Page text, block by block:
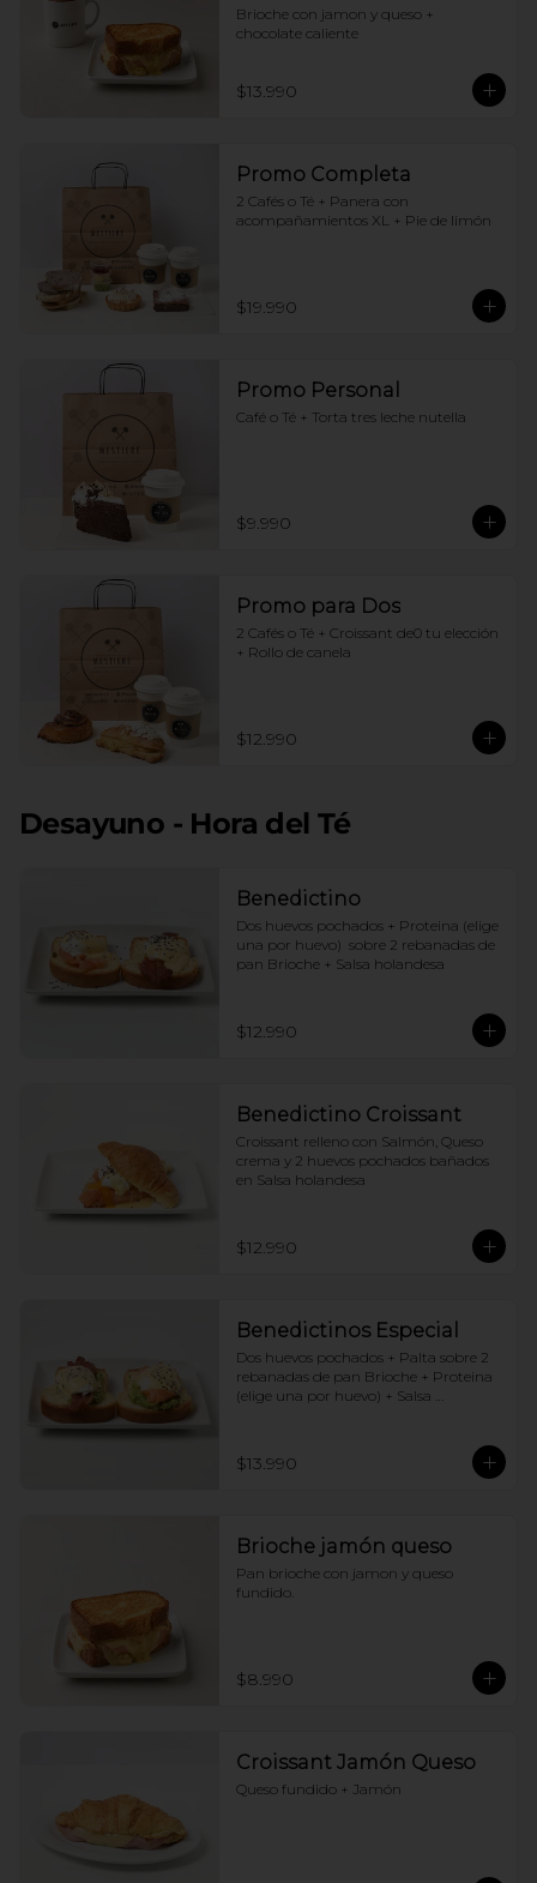
Brioche con jamon y queso +
chocolate caliente
$13.990
Promo Completa
2 Cafés o Té + Panera con
acompañamientos XL + Pie de limón
$19.990
Promo Personal
Café o Té + Torta tres leche nutella
$9.990
Promo para Dos
2 Cafés o Té + Croissant de0 tu elección
+ Rollo de canela
$12.990
Desayuno - Hora del Té
Benedictino
Dos huevos pochados + Proteina (elige
una por huevo)  sobre 2 rebanadas de
pan Brioche + Salsa holandesa
$12.990
Benedictino Croissant
Croissant relleno con Salmón, Queso
crema y 2 huevos pochados bañados
en Salsa holandesa
$12.990
Benedictinos Especial
Dos huevos pochados + Palta sobre 2
rebanadas de pan Brioche + Proteina
(elige una por huevo) + Salsa
$13.990
Brioche jamón queso
Pan brioche con jamon y queso
fundido.
$8.990
Croissant Jamón Queso
Queso fundido + Jamón